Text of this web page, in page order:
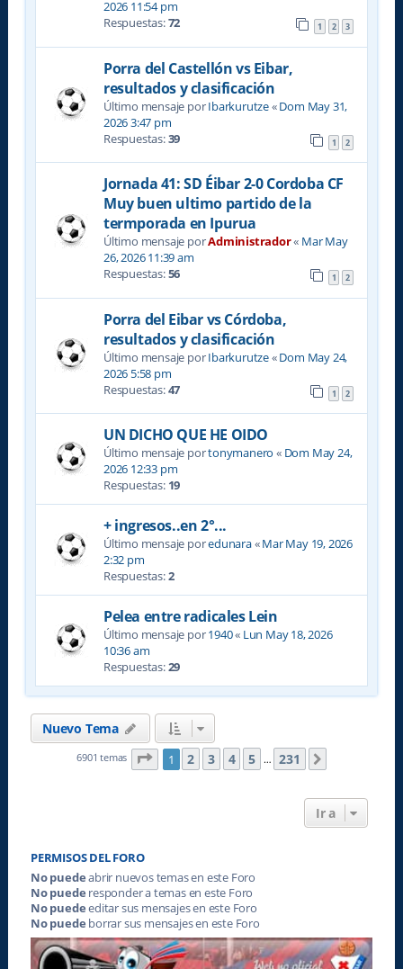
2026 11:54 pm
Respuestas:72 1 2 3
Porra del Castellón vs Eibar,
resultados y clasificación
Último mensaje porIbarkurutze«Dom May 31,
2026 3:47 pm
Respuestas:39 1 2
Jornada 41: SD Éibar 2-0 Cordoba CF
Muy buen ultimo partido de la
termporada en Ipurua
Último mensaje porAdministrador« Mar May
26, 2026 11:39 am
Respuestas:56 1 2
Porra del Eibar vs Córdoba,
resultados y clasificación
Último mensaje porIbarkurutze«Dom May 24,
2026 5:58 pm
Respuestas:47 1 2
UN DICHO QUE HE OIDO
Último mensaje portonymanero « Dom May 24,
2026 12:33 pm
Respuestas: 19
+ ingresos..en 2°...
Último mensaje poredunara«Mar May 19, 2026
2:32 pm
Respuestas:2
Pelea entre radicales Lein
Último mensaje por1940« Lun May 18, 2026
10:36 am
Respuestas:29
Nuevo Tema
6901 temas Página de 231
1 2 3 4 5 … 231
Ir a
PERMISOS DEL FORO
No puedeabrir nuevos temas en este Foro
No puede responder a temas en este Foro
No puedeeditar sus mensajes en este Foro
No puede borrar sus mensajes en este Foro